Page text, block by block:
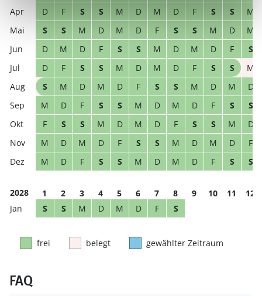
D
F S S M D M D F S S
M
S
S M D M D F S S M D
M
D
M D F S S M D M D F
S
D
F S S M D M D F S S
M
S
M D M D F S S M D M
D
M
D F S S M D M D F S
S
F
S S M D M D F S S M
D
M
D M D F S S M D M D
F
M
D F S S M D M D F S S
2028 1 2 3 4 5 6 7 8 9 10 11
12
S
S M D M D F S
frei belegt gewählter Zeitraum
FAQ